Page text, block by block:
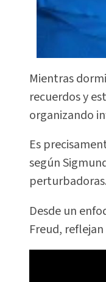
Mientras
recuerdos y
organizando
Es
según
perturbadoras.
Desde un
Freud, reflejan